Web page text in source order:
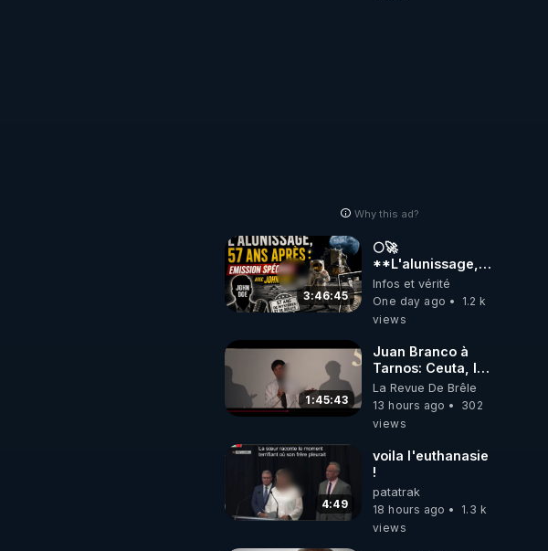
Why this ad?
3:46:45
🌕🚀
**L'alunissage,
57 ans après :
Émission spéciale
avec John Doe
Infos et vérité
One day ago
1.2 k
views
1:45:43
Juan Branco à
Tarnos: Ceuta, le
narcotrafic et le
pouvoir en France
La Revue De Brêle
13 hours ago
302
views
4:49
voila l'euthanasie
!
patatrak
18 hours ago
1.3 k
views